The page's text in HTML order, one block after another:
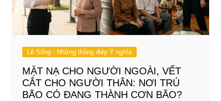
Lẽ Sống - Những thông điệp Ý nghĩa
MẶT NẠ CHO NGƯỜI NGOÀI, VẾT
CẮT CHO NGƯỜI THÂN: NƠI TRÚ
BÃO CÓ ĐANG THÀNH CƠN BÃO?